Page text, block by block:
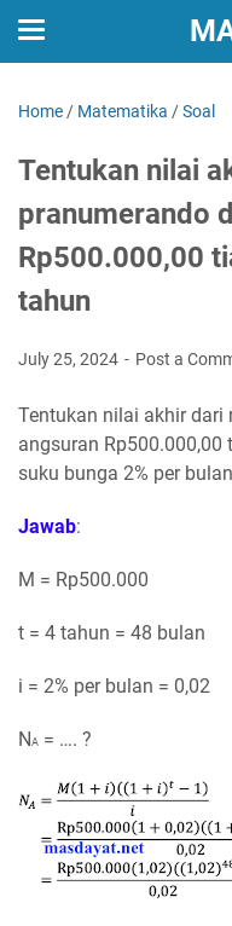
Home / Matematika /Soal
Tentukan nilai
pranumerando
Rp500.000,00
tahun
July 25, 2024 Post a
Tentukan nilai akhir dari
angsuran
suku bunga 2% per
Jawab:
M = Rp500.000
t = 4 tahun = 48 bulan
i = 2% per bulan = 0,02
NA = …. ?